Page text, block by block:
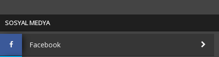
SOSYAL MEDYA
Facebook